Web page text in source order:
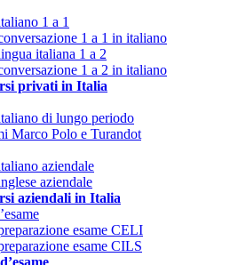
1 a 1
1 a 1 in italiano
italiana 1 a 2
1 a 2 in italiano
privati in Italia
di lungo periodo
Marco Polo e Turandot
aziendale
aziendale
aziendali in Italia
esame CELI
esame CILS